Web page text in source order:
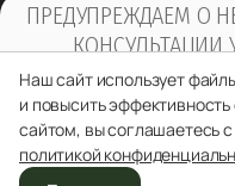
ПРЕДУПРЕЖДАЕМ О
КОНСУЛЬТАЦИИ
ПО
Наш сайт использует
и повысить
сайтом, вы соглашаетесь
политикой